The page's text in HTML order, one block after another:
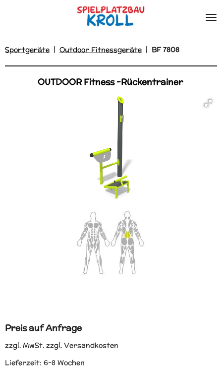
Sportgeräte | Outdoor Fitnessgeräte | BF 7808
OUTDOOR Fitness -Rückentrainer
Preis auf Anfrage
zzgl. MwSt. zzgl. Versandkosten
Lieferzeit: 6-8 Wochen